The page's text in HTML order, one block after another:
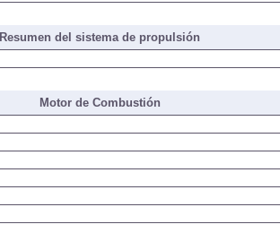
Resumen del sistema de propulsión
Motor de Combustión